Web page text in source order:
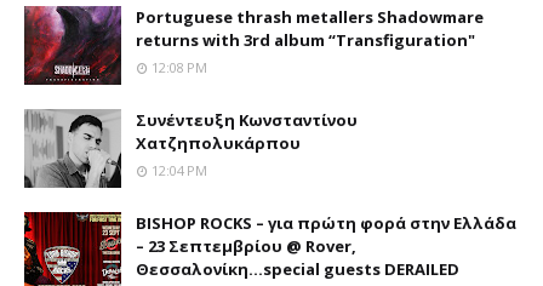
Portuguese thrash metallers Shadowmare
returns with 3rd album “Transfiguration"
12:08 PM
Συνέντευξη Κωνσταντίνου
Χατζηπολυκάρπου
12:04 PM
BISHOP ROCKS – για πρώτη φορά στην Ελλάδα
– 23 Σεπτεμβρίου @ Rover,
Θεσσαλονίκη...special guests DERAILED